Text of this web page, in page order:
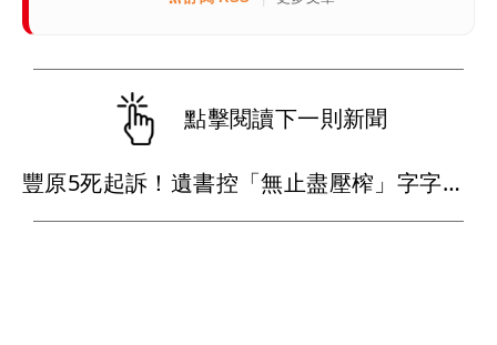
點擊閱讀下一則新聞
豐原5死起訴！遺書控「無止盡壓榨」字字血淚 這照片成最後稻草